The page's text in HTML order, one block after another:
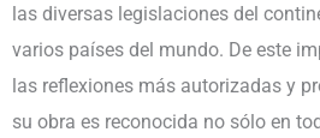
las diversas legislaciones del
varios países del mundo. De este
las reflexiones más autorizadas y
su obra es reconocida no sólo en